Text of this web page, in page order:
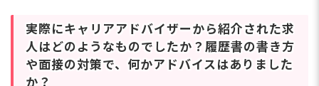
実際にキャリアアドバイザーから紹介された求
人はどのようなものでしたか？履歴書の書き方
や面接の対策で、何かアドバイスはありました
か？